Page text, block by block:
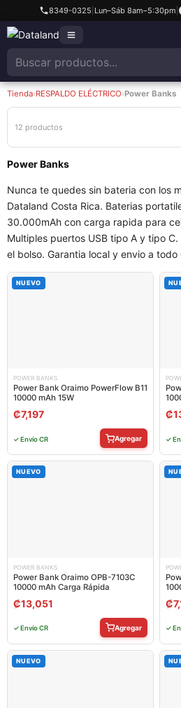
8349-0325 Lun–Sáb 8am–5:30pm
Tienda›RESPALDO ELÉCTRICO›Power Banks
12 productos
Power Banks
Nunca te quedes sin bateria con los
Dataland Costa Rica. Baterias
30.000mAh con carga rapida para
Multiples puertos USB tipo A y tipo
el bolso. Garantia local y envio a todo
NUEVO
POWER BANKS
Power Bank Oraimo PowerFlow B11
10000 mAh 15W
₡7,197
✓ Envío CR Agregar
₡
✓
NUEVO
POWER BANKS
Power Bank Oraimo OPB-7103C
10000 mAh Carga Rápida
₡13,051
✓ Envío CR Agregar
₡
✓
NUEVO